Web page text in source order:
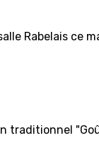
Rabelais ce
traditionnel